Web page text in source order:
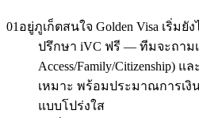
01 อยู่ภูเก็ตสนใจ Golden Visa เริ่มยัง
ปรึกษา iVC ฟรี — ทีมจะถาม
Access/Family/Citizenship)
เหมาะ พร้อมประมาณการเงิ
แบบโปร่งใส